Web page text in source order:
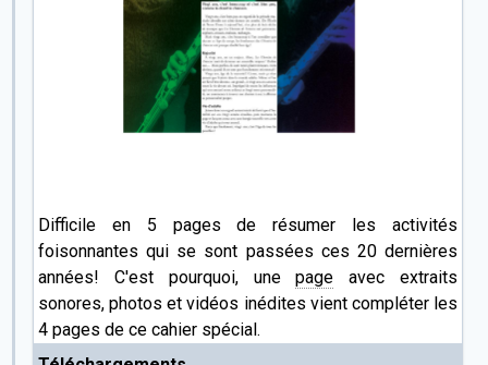
Difficile en 5 pages de résumer les activités
foisonnantes qui se sont passées ces 20 dernières
années! C'est pourquoi, unepage avec extraits
sonores, photos et vidéos inédites vient compléter les
4 pages de ce cahier spécial.